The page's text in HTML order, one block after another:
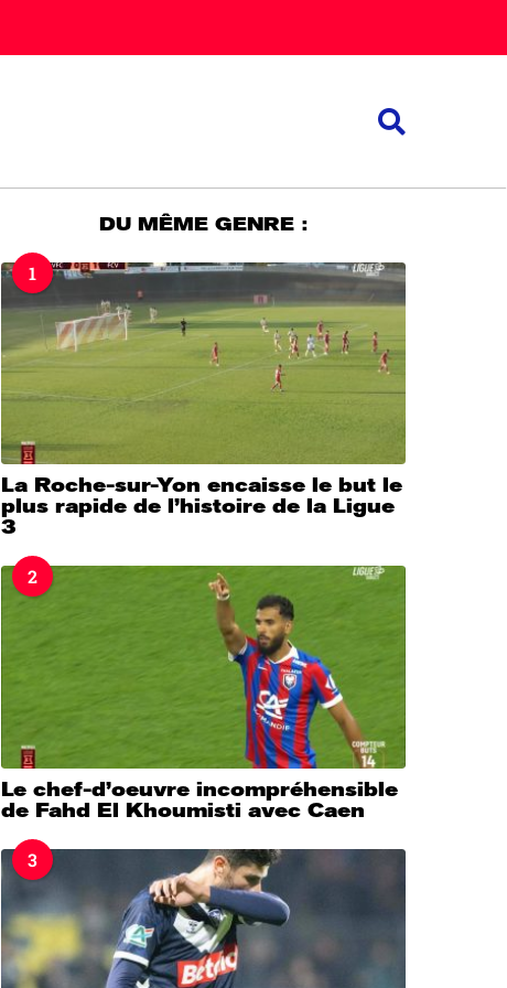
DU MÊME GENRE :
1
La Roche-sur-Yon encaisse le but le
plus rapide de l’histoire de la Ligue
3
2
Le chef-d’oeuvre incompréhensible
de Fahd El Khoumisti avec Caen
3